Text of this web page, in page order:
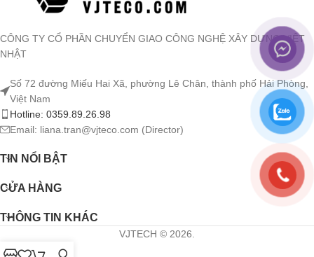
CÔNG TY CỔ PHẦN CHUYỂN GIAO CÔNG NGHỆ XÂY DỰNG VIỆT
NHẬT
Số 72 đường Miếu Hai Xã, phường Lê Chân, thành phố Hải Phòng,
Việt Nam
Hotline: 0359.89.26.98
Email: liana.tran@vjteco.com (Director)
TIN NỔI BẬT
CỬA HÀNG
THÔNG TIN KHÁC
VJTECH © 2026.